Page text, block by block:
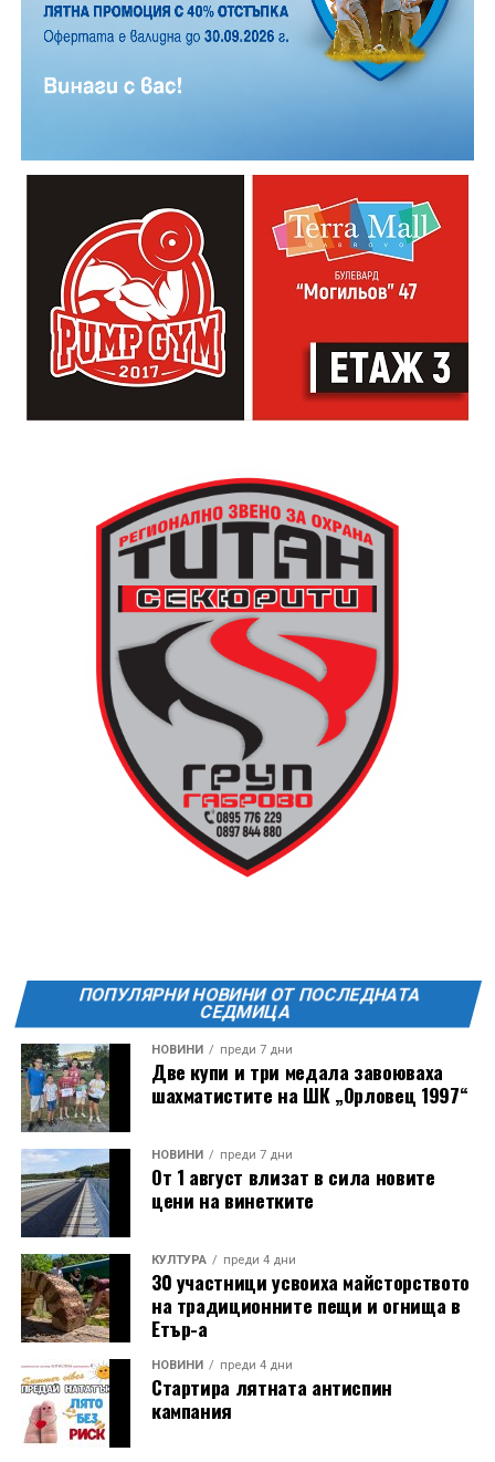
ПОПУЛЯРНИ НОВИНИ ОТ ПОСЛЕДНАТА
СЕДМИЦА
НОВИНИ преди 7 дни
Две купи и три медала завоюваха
шахматистите на ШК „Орловец 1997“
НОВИНИ преди 7 дни
От 1 август влизат в сила новите
цени на винетките
КУЛТУРА преди 4 дни
30 участници усвоиха майсторството
на традиционните пещи и огнища в
Етър-а
НОВИНИ преди 4 дни
Стартира лятната антиспин
кампания